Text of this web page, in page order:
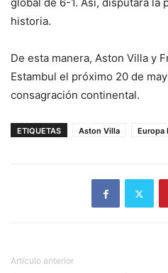
historia.
De esta manera, Aston Villa y
Estambul el próximo 20 de
consagración continental.
ETIQUETAS Aston Villa Europa
Artículo anterior